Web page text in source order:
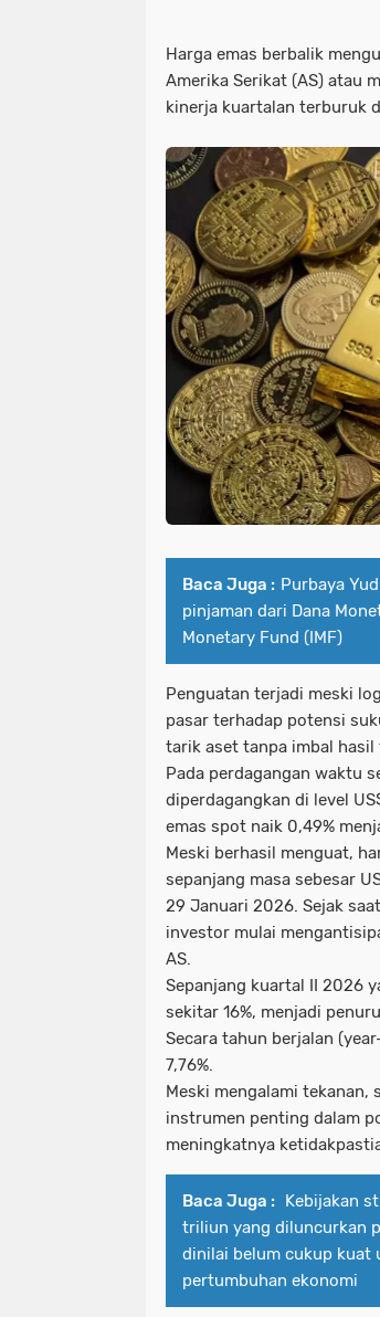
Harga emas berbalik
Amerika Serikat (AS) atau
kinerja kuartalan terburuk
Baca Juga : Purbaya
pinjaman dari Dana
Monetary Fund (IMF)
Penguatan terjadi meski
pasar terhadap potensi
tarik aset tanpa imbal hasil
Pada perdagangan waktu
diperdagangkan di level
emas spot naik 0,49%
Meski berhasil menguat,
sepanjang masa sebesar
29 Januari 2026. Sejak
investor mulai
AS.
Sepanjang kuartal II 2026
sekitar 16%, menjadi
Secara tahun berjalan
7,76%.
Meski mengalami tekanan,
instrumen penting dalam
meningkatnya
Baca Juga :
Kebijakan
triliun yang diluncurkan
dinilai belum cukup kuat
pertumbuhan ekonomi